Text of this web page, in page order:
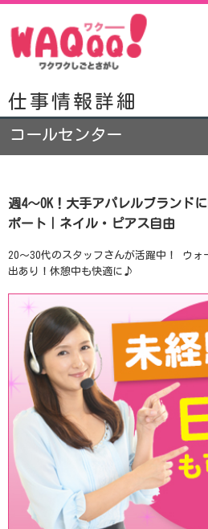
仕事情報詳細
コールセンター
週4～OK！大手アパレルブランド
ポート｜ネイル・ピアス自由
20～30代のスタッフさんが活躍中！ ウォ
出あり！休憩中も快適に♪